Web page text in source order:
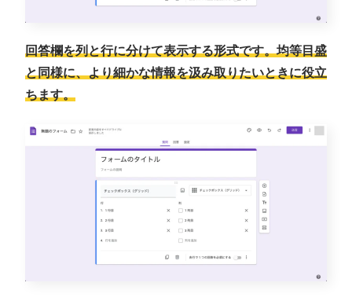
回答欄を列と行に分けて表示する形式です。均等目盛
と同様に、より細かな情報を汲み取りたいときに役立
ちます。